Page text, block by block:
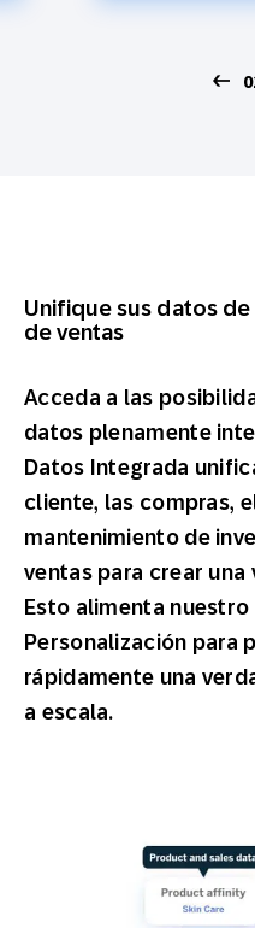
Unifique sus datos
de ventas
Acceda a las
datos plenamente
Datos Integrada
cliente, las compras,
mantenimiento de
ventas para crear
Esto alimenta
Personalización para
rápidamente una
a escala.